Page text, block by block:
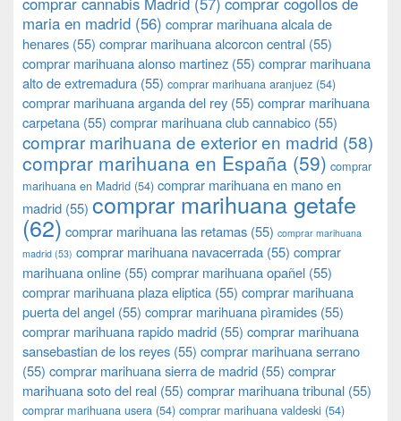
maria en madrid (56) comprar marihuana alcala de
henares (55) comprar marihuana alcorcon central (55)
comprar marihuana alonso martinez (55) comprar marihuana
alto de extremadura (55) comprar marihuana aranjuez (54)
comprar marihuana arganda del rey (55) comprar marihuana
carpetana (55) comprar marihuana club cannabico (55)
comprar marihuana de exterior en madrid (58)
comprar marihuana en España (59) comprar
marihuana en Madrid (54) comprar marihuana en mano en
madrid (55) comprar marihuana getafe
(62) comprar marihuana las retamas (55) comprar marihuana
madrid (53) comprar marihuana navacerrada (55) comprar
marihuana online (55) comprar marihuana opañel (55)
comprar marihuana plaza eliptica (55) comprar marihuana
puerta del angel (55) comprar marihuana pìramides (55)
comprar marihuana rapido madrid (55) comprar marihuana
sansebastian de los reyes (55) comprar marihuana serrano
(55) comprar marihuana sierra de madrid (55) comprar
marihuana soto del real (55) comprar marihuana tribunal (55)
comprar marihuana usera (54) comprar marihuana valdeski (54)